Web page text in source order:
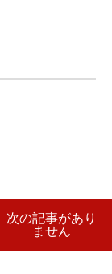
次の記事があり
ません